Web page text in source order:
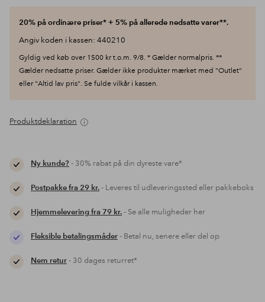
20% på ordinære priser* + 5% på allerede nedsatte varer**.
Angiv koden i kassen: 440210
Gyldig ved køb over 1500 kr t.o.m. 9/8. * Gælder normalpris. **
Gælder nedsatte priser. Gælder ikke produkter mærket med "Outlet"
eller "Altid lav pris". Se fulde vilkår i kassen.
Produktdeklaration
Ny kunde?- 30% rabat på din dyreste vare*
Postpakke fra 29 kr.- Leveres til udleveringssted eller pakkeboks
Hjemmelevering fra 79 kr.- Se alle muligheder her
Fleksible betalingsmåder- Betal nu, senere eller del op
Nem retur- 30 dages returret*